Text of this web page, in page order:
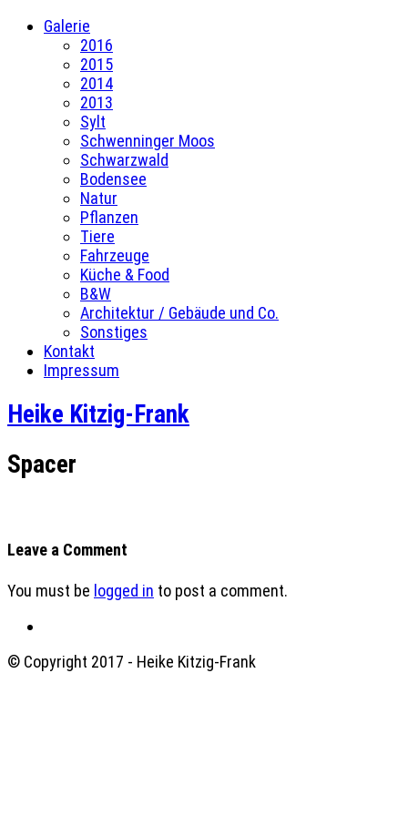
Galerie
2016
2015
2014
2013
Sylt
Schwenninger Moos
Schwarzwald
Bodensee
Natur
Pflanzen
Tiere
Fahrzeuge
Küche & Food
B&W
Architektur / Gebäude und Co.
Sonstiges
Kontakt
Impressum
Heike Kitzig-Frank
Spacer
Leave a Comment
You must be logged in to post a comment.
© Copyright 2017 - Heike Kitzig-Frank